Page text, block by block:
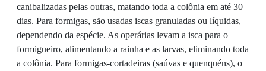
canibalizadas pelas outras, matando toda a colônia em até 30
dias. Para formigas, são usadas iscas granuladas ou líquidas,
dependendo da espécie. As operárias levam a isca para o
formigueiro, alimentando a rainha e as larvas, eliminando toda
a colônia. Para formigas-cortadeiras (saúvas e quenquéns), o